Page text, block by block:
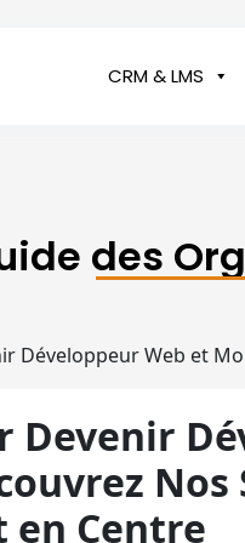
CRM & LMS
des
Développeur Web et
Devenir
Nos
en Centre